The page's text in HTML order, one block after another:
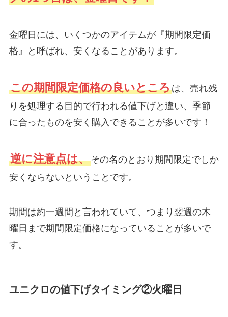
金曜日には、いくつかのアイテムが『期間限定価
格』と呼ばれ、安くなることがあります。
この期間限定価格の良いところは、売れ残
りを処理する目的で行われる値下げと違い、季節
に合ったものを安く購入できることが多いです！
逆に注意点は、その名のとおり期間限定でしか
安くならないということです。
期間は約一週間と言われていて、つまり翌週の木
曜日まで期間限定価格になっていることが多いで
す。
ユニクロの値下げタイミング②火曜日